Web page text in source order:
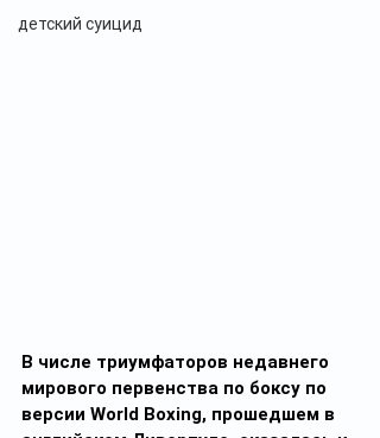
детский суицид
В числе триумфаторов недавнего
мирового первенства по боксу по
версии World Boxing, прошедшем в